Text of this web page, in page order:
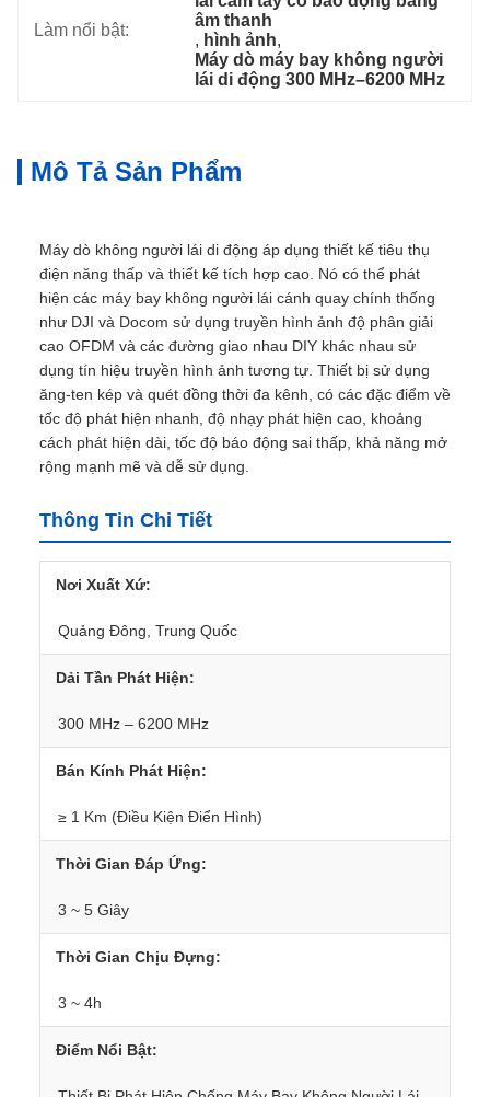
Làm nổi bật:
âm thanh
, hình ảnh,
Máy dò máy bay không người
lái di động 300 MHz–6200 MHz
Mô Tả Sản Phẩm
Máy dò không người lái di động áp dụng thiết kế tiêu thụ
điện năng thấp và thiết kế tích hợp cao. Nó có thể phát
hiện các máy bay không người lái cánh quay chính thống
như DJI và Docom sử dụng truyền hình ảnh độ phân giải
cao OFDM và các đường giao nhau DIY khác nhau sử
dụng tín hiệu truyền hình ảnh tương tự. Thiết bị sử dụng
ăng-ten kép và quét đồng thời đa kênh, có các đặc điểm về
tốc độ phát hiện nhanh, độ nhạy phát hiện cao, khoảng
cách phát hiện dài, tốc độ báo động sai thấp, khả năng mở
rộng mạnh mẽ và dễ sử dụng.
Thông Tin Chi Tiết
Nơi Xuất Xứ:
Quảng Đông, Trung Quốc
Dải Tần Phát Hiện:
300 MHz – 6200 MHz
Bán Kính Phát Hiện:
≥ 1 Km (Điều Kiện Điển Hình)
Thời Gian Đáp Ứng:
3 ~ 5 Giây
Thời Gian Chịu Đựng:
3 ~ 4h
Điểm Nổi Bật: